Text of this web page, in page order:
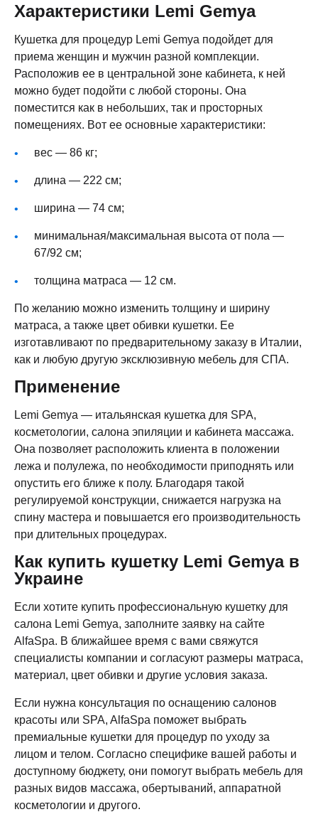
Характеристики Lemi Gemya
Кушетка для процедур Lemi Gemya подойдет для
приема женщин и мужчин разной комплекции.
Расположив ее в центральной зоне кабинета, к ней
можно будет подойти с любой стороны. Она
поместится как в небольших, так и просторных
помещениях. Вот ее основные характеристики:
вес — 86 кг;
длина — 222 см;
ширина — 74 см;
минимальная/максимальная высота от пола —
67/92 см;
толщина матраса — 12 см.
По желанию можно изменить толщину и ширину
матраса, а также цвет обивки кушетки. Ее
изготавливают по предварительному заказу в Италии,
как и любую другую эксклюзивную мебель для СПА.
Применение
Lemi Gemya — итальянская кушетка для SPA,
косметологии, салона эпиляции и кабинета массажа.
Она позволяет расположить клиента в положении
лежа и полулежа, по необходимости приподнять или
опустить его ближе к полу. Благодаря такой
регулируемой конструкции, снижается нагрузка на
спину мастера и повышается его производительность
при длительных процедурах.
Как купить кушетку Lemi Gemya в
Украине
Если хотите купить профессиональную кушетку для
салона Lemi Gemya, заполните заявку на сайте
AlfaSpa. В ближайшее время с вами свяжутся
специалисты компании и согласуют размеры матраса,
материал, цвет обивки и другие условия заказа.
Если нужна консультация по оснащению салонов
красоты или SPA, AlfaSpa поможет выбрать
премиальные кушетки для процедур по уходу за
лицом и телом. Согласно специфике вашей работы и
доступному бюджету, они помогут выбрать мебель для
разных видов массажа, обертываний, аппаратной
косметологии и другого.